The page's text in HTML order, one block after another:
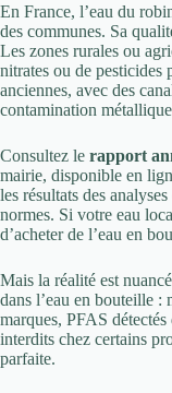
En France, l’eau du
des communes. Sa
Les zones rurales ou
nitrates ou de pesticides
anciennes, avec des
contamination
Consultez le rapport
mairie, disponible en
les résultats des
normes. Si votre eau
d’acheter de l’eau en
Mais la réalité est
dans l’eau en bouteille :
marques, PFAS
interdits chez certains
parfaite.